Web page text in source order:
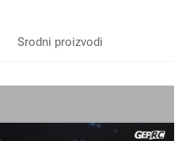
Srodni proizvodi